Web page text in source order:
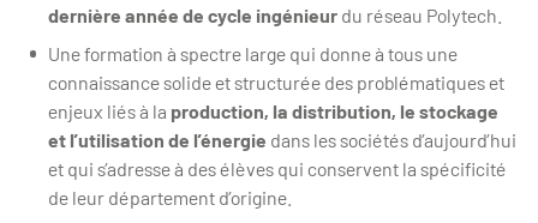
dernière année de cycle ingénieur du réseau Polytech.
Une formation à spectre large qui donne à tous une
connaissance solide et structurée des problématiques et
enjeux liés à la production, la distribution, le stockage
et l’utilisation de l’énergie dans les sociétés d’aujourd’hui
et qui s’adresse à des élèves qui conservent la spécificité
de leur département d’origine.